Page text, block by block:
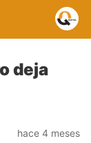
deja
hace 4 meses